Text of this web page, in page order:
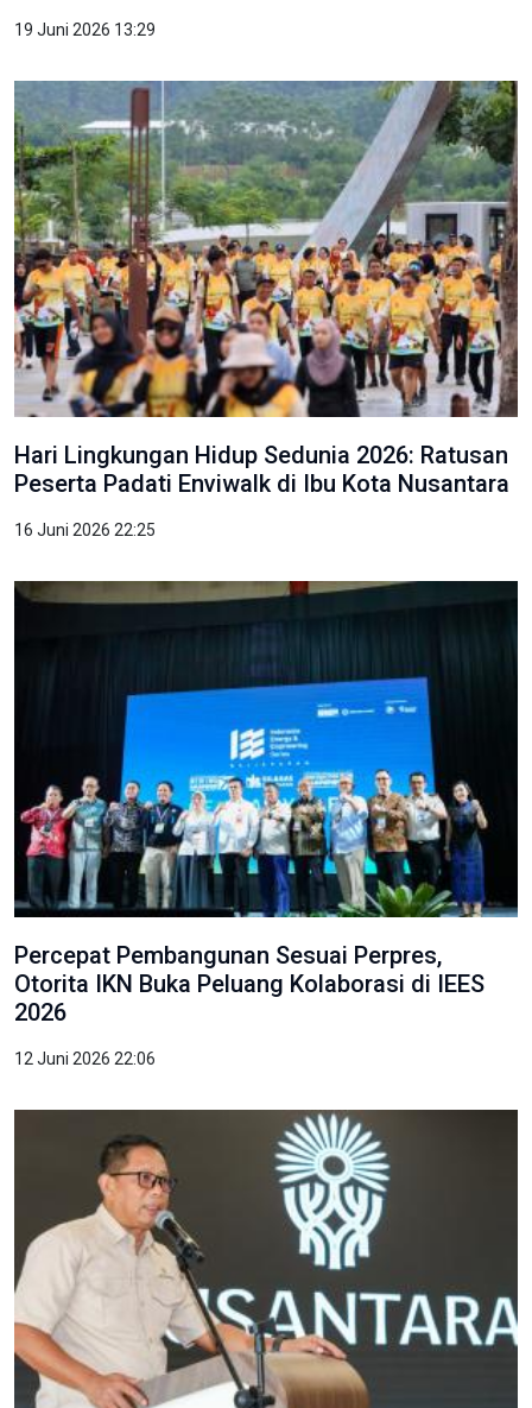
19 Juni 2026 13:29
Hari Lingkungan Hidup Sedunia 2026: Ratusan
Peserta Padati Enviwalk di Ibu Kota Nusantara
16 Juni 2026 22:25
Percepat Pembangunan Sesuai Perpres,
Otorita IKN Buka Peluang Kolaborasi di IEES
2026
12 Juni 2026 22:06